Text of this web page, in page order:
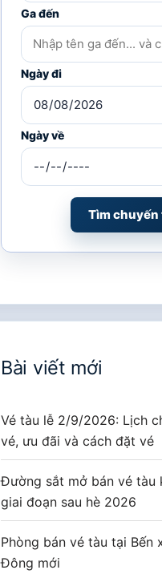
Ga đến
Ngày đi
Ngày về
Tìm chuyến
Bài viết mới
Vé tàu lễ 2/9/2026: Lịch
vé, ưu đãi và cách đặt vé
Đường sắt mở bán vé tàu
giai đoạn sau hè 2026
Phòng bán vé tàu tại Bến
Đông mới